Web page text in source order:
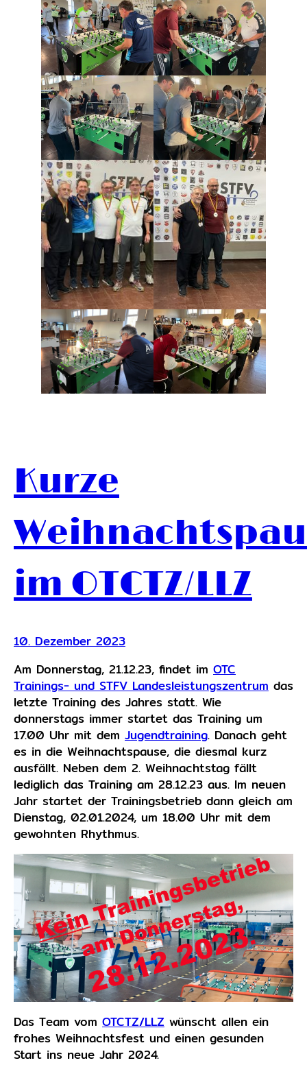
Kurze
im OTCTZ/LLZ
10. Dezember 2023
Am Donnerstag, 21.12.23, findet im OTC
Trainings- und STFV Landesleistungszentrum das
letzte Training des Jahres statt. Wie
donnerstags immer startet das Training um
17.00 Uhr mit dem Jugendtraining. Danach geht
es in die Weihnachtspause, die diesmal kurz
ausfällt. Neben dem 2. Weihnachtstag fällt
lediglich das Training am 28.12.23 aus. Im neuen
Jahr startet der Trainingsbetrieb dann gleich am
Dienstag, 02.01.2024, um 18.00 Uhr mit dem
gewohnten Rhythmus.
Das Team vom OTCTZ/LLZ wünscht allen ein
frohes Weihnachtsfest und einen gesunden
Start ins neue Jahr 2024.